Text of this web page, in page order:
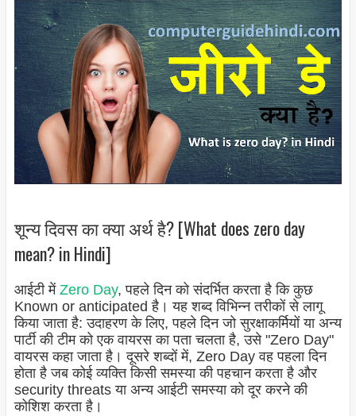
शून्य दिवस का क्या अर्थ है? [What does zero day
mean? in Hindi]
आईटी में Zero Day, पहले दिन को संदर्भित करता है कि कुछ
Known or anticipated है। यह शब्द विभिन्न तरीकों से लागू
किया जाता है: उदाहरण के लिए, पहले दिन जो सुरक्षाकर्मियों या अन्य
पार्टी की टीम को एक वायरस का पता चलता है, उसे "Zero Day" ​​
वायरस कहा जाता है। दूसरे शब्दों में, Zero Day वह पहला दिन
होता है जब कोई व्यक्ति किसी समस्या की पहचान करता है और
security threats या अन्य आईटी समस्या को दूर करने की
कोशिश करता है।